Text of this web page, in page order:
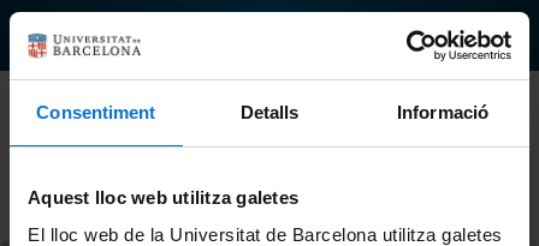
Consentiment Detalls Informació
Aquest lloc web utilitza galetes
El lloc web de la Universitat de Barcelona utilitza galetes
Ordenar